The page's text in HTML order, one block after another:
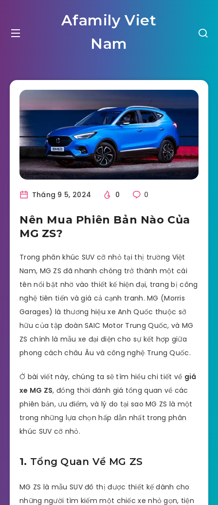
Afamily Viet
Nam
Tháng 9 5, 2024 0 0
Nên Mua Phiên Bản Nào Của
MG ZS?
Trong phân khúc SUV cỡ nhỏ tại thị trường Việt
Nam, MG ZS đã nhanh chóng trở thành một cái
tên nổi bật nhờ vào thiết kế hiện đại, trang bị công
nghệ tiên tiến và giá cả cạnh tranh. MG (Morris
Garages) là thương hiệu xe Anh Quốc thuộc sở
hữu của tập đoàn SAIC Motor Trung Quốc, và MG
ZS chính là mẫu xe đại diện cho sự kết hợp giữa
phong cách châu Âu và công nghệ Trung Quốc.
Ở bài viết này, chúng ta sẽ tìm hiểu chi tiết về giá
xe MG ZS, đồng thời đánh giá tổng quan về các
phiên bản, ưu điểm, và lý do tại sao MG ZS là một
trong những lựa chọn hấp dẫn nhất trong phân
khúc SUV cỡ nhỏ.
1. Tổng Quan Về MG ZS
MG ZS là mẫu SUV đô thị được thiết kế dành cho
những người tìm kiếm một chiếc xe nhỏ gọn, tiện